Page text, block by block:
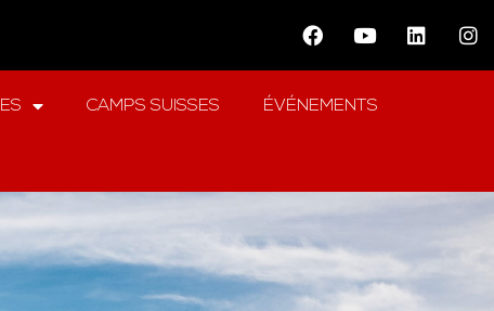
CAMPS SUISSES ÉVÉNEMENTS